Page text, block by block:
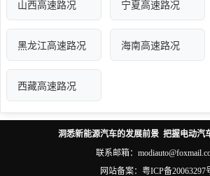
山西高速路况 宁夏高速路况
黑龙江高速路况 海南高速路况
西藏高速路况
洞悉新能源汽车的发展前景 把握电动汽
联系邮箱：
网站备案： 粤ICP备20063297